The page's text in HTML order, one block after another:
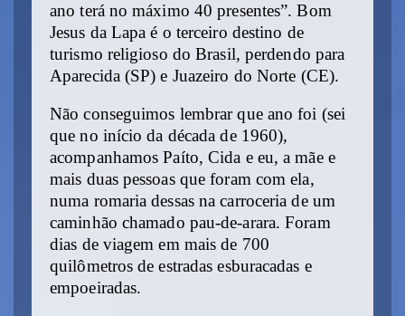
ano terá no máximo 40 presentes”. Bom
Jesus da Lapa é o terceiro destino de
turismo religioso do Brasil, perdendo para
Aparecida (SP) e Juazeiro do Norte (CE).
Não conseguimos lembrar que ano foi (sei
que no início da década de 1960),
acompanhamos Paíto, Cida e eu, a mãe e
mais duas pessoas que foram com ela,
numa romaria dessas na carroceria de um
caminhão chamado pau-de-arara. Foram
dias de viagem em mais de 700
quilômetros de estradas esburacadas e
empoeiradas.